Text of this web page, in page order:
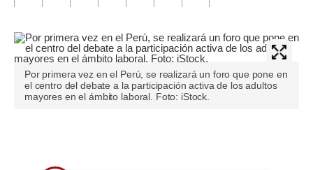
Pregunta de hoy
Blogs
Tendencias
Por primera vez en el Perú, se realizará un foro que pone en
el centro del debate a la participación activa de los adultos
mayores en el ámbito laboral. Foto: iStock.